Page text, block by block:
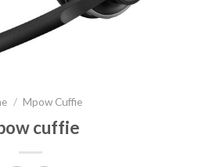
/ Mpow Cuffie
cuffie